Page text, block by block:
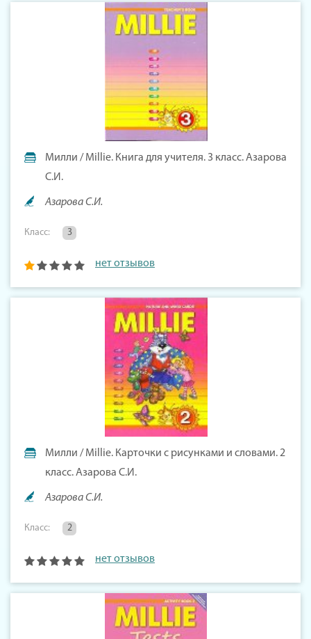
Милли / Millie. Книга для учителя. 3 класс. Азарова
С.И.
Азарова С.И.
Класс: 3
нет отзывов
Милли / Millie. Карточки с рисунками и словами. 2
класс. Азарова С.И.
Азарова С.И.
Класс: 2
нет отзывов